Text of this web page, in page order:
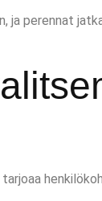
ja perennat